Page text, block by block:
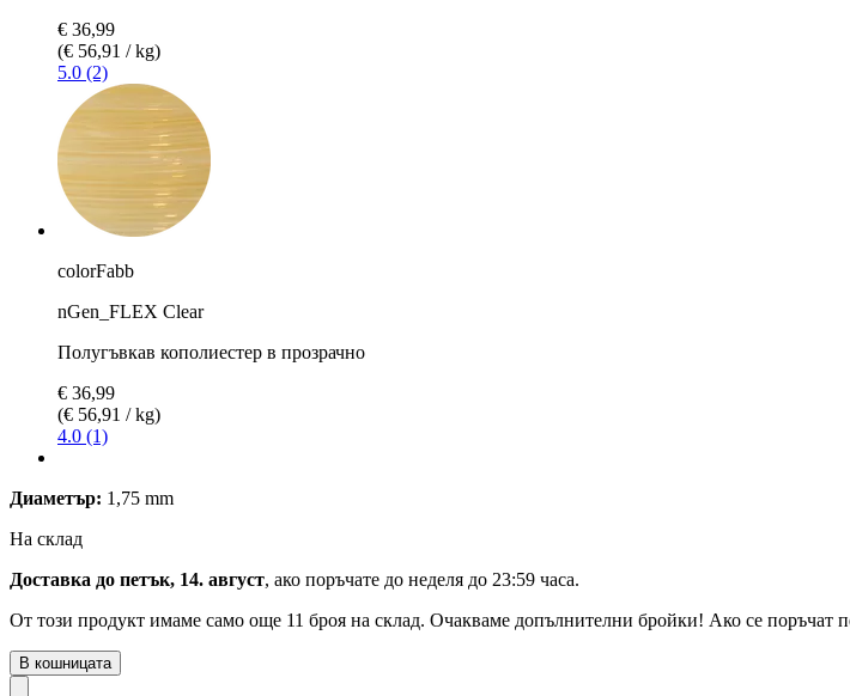
€ 36,99
(€ 56,91 / kg)
5.0 (2)
colorFabb
nGen_FLEX Clear
Полугъвкав кополиестер в прозрачно
€ 36,99
(€ 56,91 / kg)
4.0 (1)
Диаметър: 1,75 mm
На склад
Доставка до петък, 14. август, ако поръчате до неделя до 23:59 часа.
От този продукт имаме само още 11 броя на склад. Очакваме допълнителни бройки! Ако се поръчат
В кошницата